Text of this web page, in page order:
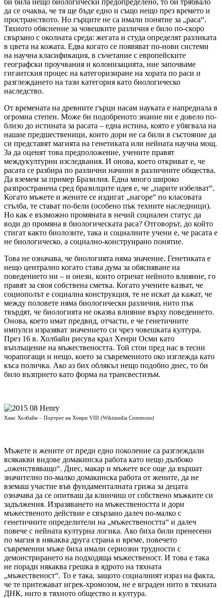
да се очаква, че тя ще бъде едно и също нещо през времето и
пространството. Но гърците не са имали понятие за „раса“.
Тяхното обяснение за човешките различия е било по-скоро
свързано с околната среда: жегата и студа определят разликата
в цвета на кожата. Едва когато се появяват по-нови системи
на научна класификация, в съчетание с европейските
географски проучвания и колонизацията, ние започваме
гигантския процес на категоризиране на хората по раси и
разглеждането на тази категория като биологическо
наследство.
От времената на древните гърци насам науката е напреднала в
огромна степен. Може би подобреното знание ни е довело по-
близо до истината за расата – една истина, която е убягвала на
нашие предшественици, които дори не са били в състояние да
си представят магията на генетиката или нейната научна мощ.
За да оценят това предположение, учените правят
междукултурни изследвания. И онова, което откриват е, че
расата се разбира по различни начини в различните общества.
Да вземем за пример Бразилия. Една много широко
разпространена сред бразилците идея е, че „парите избелват“.
Когато мъжете и жените се издигат „нагоре“ по класовата
стълба, те стават по-бели (особено пък техните наследници).
Но как е възможно промяната в нечий социален статус да
води до промяна в биологическата раса? Отговорът, до който
стигат както биолозите, така и социалните учени е, че расата е
не биологическо, а социално-конструирано понятие.
Това не означава, че биологията няма значение. Генетиката е
нещо централно когато става дума за обясняване на
поведението ни – и онези, които отричат нейното влияние, го
правят за своя собствена сметка. Когато учените казват, че
социополът е социална конструкция, те не искат да кажат, че
между половете няма биологически различия, нито пък
твърдят, че биологията не оказва влияние върху поведението.
Онова, което имат предвид, отчасти, е че генетичните
импулси изразяват значението си чрез човешката култура.
През 16 в. Холбайн рисува крал Хенри Осми като
въплъщение на мъжествеността. Той стои пред нас в тесни
чорапогащи и нещо, което за съвременното око изглежда като
къса поличка. Ако аз бих облякъл нещо подобно днес, то би
било възприето като форма на трансвестизъм.
Ханс Холбайн – Портрет на Хенри VIII (Wikimedia Commons)
Мъжете и жените от преди едно поколение са разглеждали
всякакви видове домакинска работа като нещо дълбоко
„оженствяващо“. Днес, макар и мъжете все още да вършат
значително по-малко домакинска работа от жените, да не
вземаш участие във фундаменталната грижа за децата
означава да се опитваш да клинчиш от собствено мъжките си
задължения. Изразяването на мъжествеността и дори
мъжественото действие е свързано далеч по-малко с
генетичните определители на „мъжествеността“ и далеч
повече с нейната културна логика. Ако биха били пренесени
по магия в някаква друга страна и време, повечето
съвременни мъже биха имали сериозни трудности с
демонстрирането на подходяща мъжественост. И това е така
не поради някаква грешка в ядрото на тяхната
„мъжественост“. То е така, защото социалният израз на факта,
че те притежават игрек-хромозом, не е вграден нито в тяхната
ДНК, нито в тяхното общество и култура.